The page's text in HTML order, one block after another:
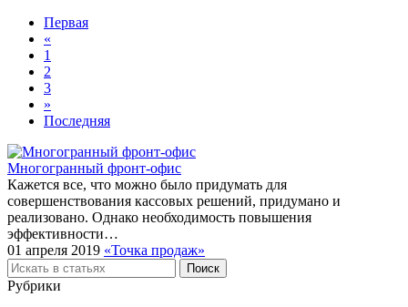
Первая
«
1
2
3
»
Последняя
Многогранный фронт-офис
Кажется все, что можно было придумать для
совершенствования кассовых решений, придумано и
реализовано. Однако необходимость повышения
эффективности…
01 апреля 2019 «Точка продаж»
Рубрики